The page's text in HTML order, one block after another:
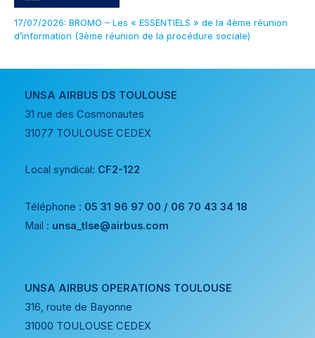
17/07/2026: BROMO – Les « ESSENTIELS » de la 4ème réunion
d’information (3ème réunion de la procédure sociale)
UNSA AIRBUS DS TOULOUSE
31 rue des Cosmonautes
31077 TOULOUSE CEDEX
Local syndical: CF2-122
Téléphone : 05 31 96 97 00 / 06 70 43 34 18
Mail : unsa_tlse@airbus.com
UNSA AIRBUS OPERATIONS TOULOUSE
316, route de Bayonne
31000 TOULOUSE CEDEX